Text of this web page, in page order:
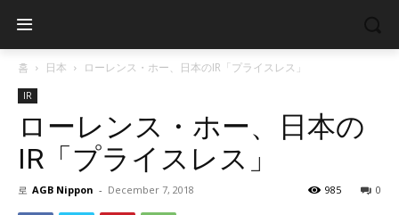
홈 日本 ローレンス・ホー、日本のIR「プライスレス」
IR
ローレンス・ホー、日本の
IR「プライスレス」
로 AGB Nippon - December 7, 2018 0
985